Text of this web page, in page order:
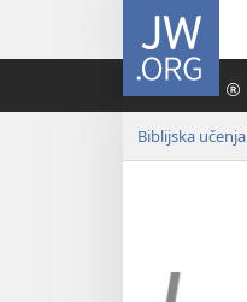
JW.ORG
Biblijska učenja